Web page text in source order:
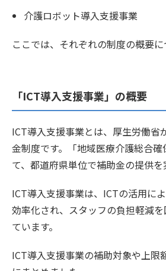
介護ロボット導入支援事業
ここでは、それぞれの制度の概要に
「ICT導入支援事業」の概要
ICT導入支援事業とは、厚生労働省
金制度です。「地域医療介護総合
て、都道府県単位で補助金の提供を
ICT導入支援事業は、ICTの活用に
効率化され、スタッフの負担軽減
ています。
ICT導入支援事業の補助対象や上限